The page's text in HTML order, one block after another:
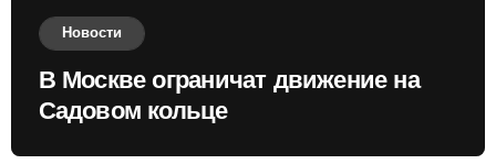
Новости
В Москве ограничат движение на
Садовом кольце